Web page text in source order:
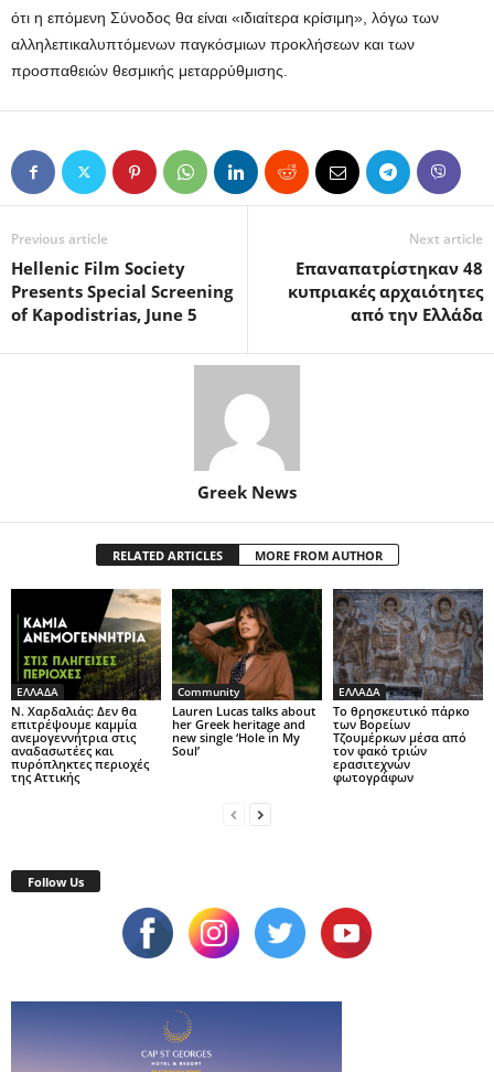
ότι η επόμενη Σύνοδος θα είναι «ιδιαίτερα κρίσιμη», λόγω των
αλληλεπικαλυπτόμενων παγκόσμιων προκλήσεων και των
προσπαθειών θεσμικής μεταρρύθμισης.
Previous article
Hellenic Film Society
Presents Special Screening
of Kapodistrias, June 5
Next article
Επαναπατρίστηκαν 48
κυπριακές αρχαιότητες
από την Ελλάδα
Greek News
RELATED ARTICLES MORE FROM AUTHOR
ΕΛΛΑΔΑ
Ν. Χαρδαλιάς: Δεν θα
επιτρέψουμε καμμία
ανεμογεννήτρια στις
αναδασωτέες και
πυρόπληκτες περιοχές
της Αττικής
Community
Lauren Lucas talks about
her Greek heritage and
new single ‘Hole in My
Soul’
ΕΛΛΑΔΑ
Το θρησκευτικό πάρκο
των Βορείων
Τζουμέρκων μέσα από
τον φακό τριών
ερασιτεχνών
φωτογράφων
Follow Us